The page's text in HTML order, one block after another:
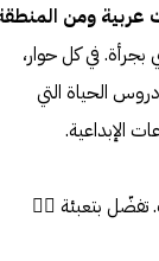
ومن
بجرأة. في كل حوار،
الحياة التي
الإبداعية.
بتعبئة 👈🏼